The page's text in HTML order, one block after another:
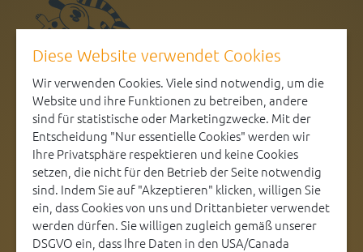
-> Zur Physiotierapie Website
Diese Website verwendet Cookies
Wir verwenden Cookies. Viele sind notwendig, um die
Website und ihre Funktionen zu betreiben, andere
sind für statistische oder Marketingzwecke. Mit der
Entscheidung "Nur essentielle Cookies" werden wir
Ihre Privatsphäre respektieren und keine Cookies
setzen, die nicht für den Betrieb der Seite notwendig
sind. Indem Sie auf "Akzeptieren" klicken, willigen Sie
ein, dass Cookies von uns und Drittanbieter verwendet
werden dürfen. Sie willigen zugleich gemäß unserer
DSGVO ein, dass Ihre Daten in den USA/Canada